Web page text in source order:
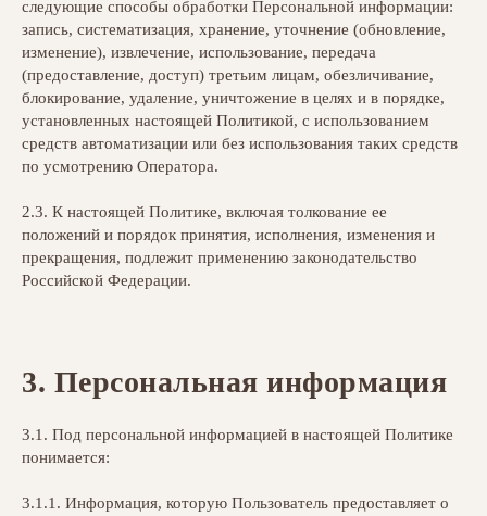
следующие способы обработки Персональной информации:
запись, систематизация, хранение, уточнение (обновление,
изменение), извлечение, использование, передача
(предоставление, доступ) третьим лицам, обезличивание,
блокирование, удаление, уничтожение в целях и в порядке,
установленных настоящей Политикой, с использованием
средств автоматизации или без использования таких средств
по усмотрению Оператора.
2.3. К настоящей Политике, включая толкование ее
положений и порядок принятия, исполнения, изменения и
прекращения, подлежит применению законодательство
Российской Федерации.
3. Персональная информация
3.1. Под персональной информацией в настоящей Политике
понимается:
3.1.1. Информация, которую Пользователь предоставляет о